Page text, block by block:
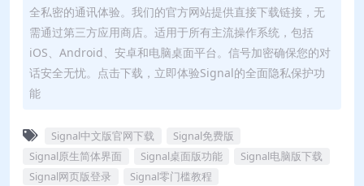
全私密的通讯体验。我们的官方网站提供直接下载链接，无
需通过第三方应用商店。适用于所有主流操作系统，包括
iOS、Android、安卓和电脑桌面平台。信号加密确保您的对
话安全无忧。点击下载，立即体验Signal的全面隐私保护功
能
Signal中文版官网下载
Signal免费版
Signal原生简体界面
Signal桌面版功能
Signal电脑版下载
Signal网页版登录
Signal零门槛教程